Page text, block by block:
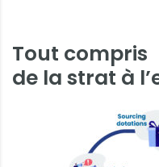
Tout compris
de la strat à